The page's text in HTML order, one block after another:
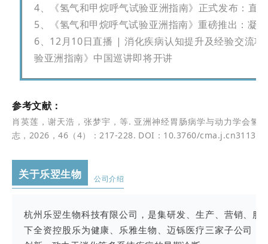
4、《氢气和甲烷呼气试验亚洲指南》正式发布：直
5、《氢气和甲烷呼气试验亚洲指南》重磅推出：凝
6、12月10日直播 | 消化疾病认知提升及经验交流
验亚洲指南》中国巡讲即将开讲
参考文献：
肖英莲，谢天浩，张梦宇，等. 亚洲神经胃肠病学与动力学会氢
志，2026，46（4）：217-228. DOI：10.3760/
关于乐翌生物 公司介绍
杭州乐翌生物科技有限公司，是集研发、生产、营销、服
下全资控股乐为健康、乐雅生物、迈铄医疗三家子公司，